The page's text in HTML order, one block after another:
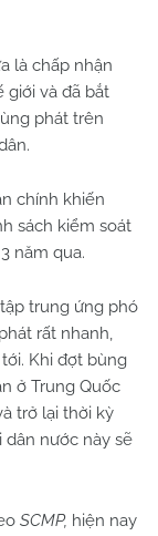
là chấp nhận
giới và đã bắt
phát trên
chính khiến
sách kiểm soát
năm qua.
trung ứng phó
rất nhanh,
Khi đợt bùng
ở Trung Quốc
trở lại thời kỳ
dân nước này sẽ
SCMP, hiện nay